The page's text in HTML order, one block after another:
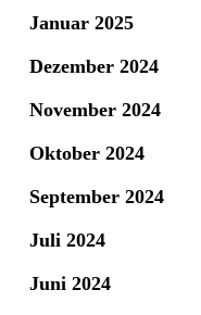
Januar 2025
Dezember 2024
November 2024
Oktober 2024
September 2024
Juli 2024
Juni 2024